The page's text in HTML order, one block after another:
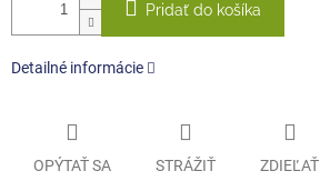
Pridať do košíka
Detailné informácie
OPÝTAŤ SA STRÁŽIŤ ZDIEĽAŤ